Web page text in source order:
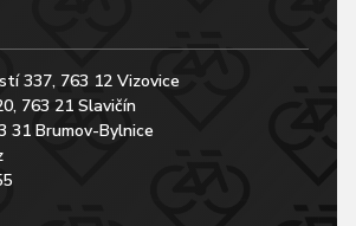
337, 763 12 Vizovice
763 21 Slavičín
31 Brumov-Bylnice